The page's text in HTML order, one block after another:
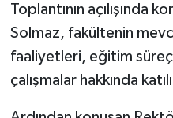
Toplantının açılışında
Solmaz, fakültenin
faaliyetleri, eğitim
çalışmalar hakkında